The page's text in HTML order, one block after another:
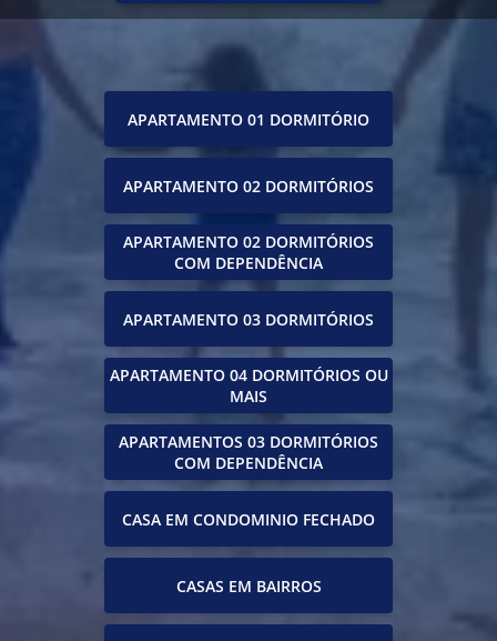
APARTAMENTO 01 DORMITÓRIO
APARTAMENTO 02 DORMITÓRIOS
APARTAMENTO 02 DORMITÓRIOS
COM DEPENDÊNCIA
APARTAMENTO 03 DORMITÓRIOS
APARTAMENTO 04 DORMITÓRIOS OU
MAIS
APARTAMENTOS 03 DORMITÓRIOS
COM DEPENDÊNCIA
CASA EM CONDOMINIO FECHADO
CASAS EM BAIRROS